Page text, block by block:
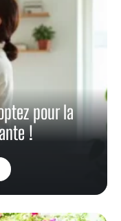
pour la
!